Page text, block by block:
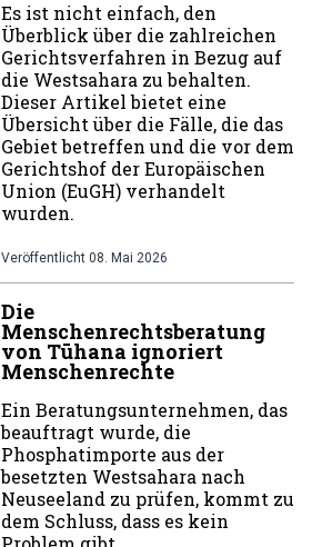
Es ist nicht einfach, den
Überblick über die zahlreichen
Gerichtsverfahren in Bezug auf
die Westsahara zu behalten.
Dieser Artikel bietet eine
Übersicht über die Fälle, die das
Gebiet betreffen und die vor dem
Gerichtshof der Europäischen
Union (EuGH) verhandelt
wurden.
Veröffentlicht 08. Mai 2026
Die
Menschenrechtsberatung
von Tūhana ignoriert
Menschenrechte
Ein Beratungsunternehmen, das
beauftragt wurde, die
Phosphatimporte aus der
besetzten Westsahara nach
Neuseeland zu prüfen, kommt zu
dem Schluss, dass es kein